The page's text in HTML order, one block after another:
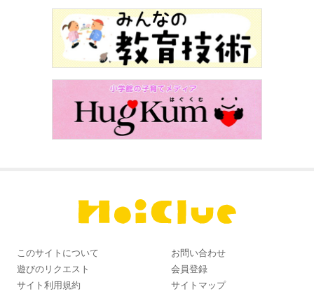
このサイトについて
お問い合わせ
遊びのリクエスト
会員登録
サイト利用規約
サイトマップ